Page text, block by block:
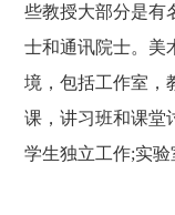
些教授大部分是有
士和通讯院士。美
境，包括工作室，
课，讲习班和课堂
学生独立工作;实验